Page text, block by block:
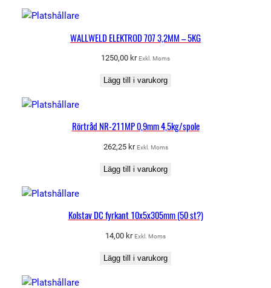
WALLWELD ELEKTROD 707 3,2MM – 5KG
1250,00 kr Exkl. Moms
Lägg till i varukorg
Rörtråd NR-211MP 0,9mm 4,5kg/spole
262,25 kr Exkl. Moms
Lägg till i varukorg
Kolstav DC fyrkant 10x5x305mm (50 st?)
14,00 kr Exkl. Moms
Lägg till i varukorg